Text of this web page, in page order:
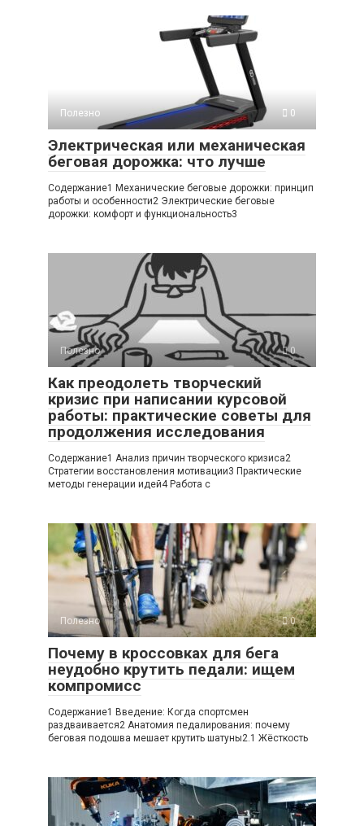
Полезно 0
Электрическая или механическая
беговая дорожка: что лучше
Содержание1 Механические беговые дорожки: принцип
работы и особенности2 Электрические беговые
дорожки: комфорт и функциональность3
Полезно 0
Как преодолеть творческий
кризис при написании курсовой
работы: практические советы для
продолжения исследования
Содержание1 Анализ причин творческого кризиса2
Стратегии восстановления мотивации3 Практические
методы генерации идей4 Работа с
Полезно 0
Почему в кроссовках для бега
неудобно крутить педали: ищем
компромисс
Содержание1 Введение: Когда спортсмен
раздваивается2 Анатомия педалирования: почему
беговая подошва мешает крутить шатуны2.1 Жёсткость